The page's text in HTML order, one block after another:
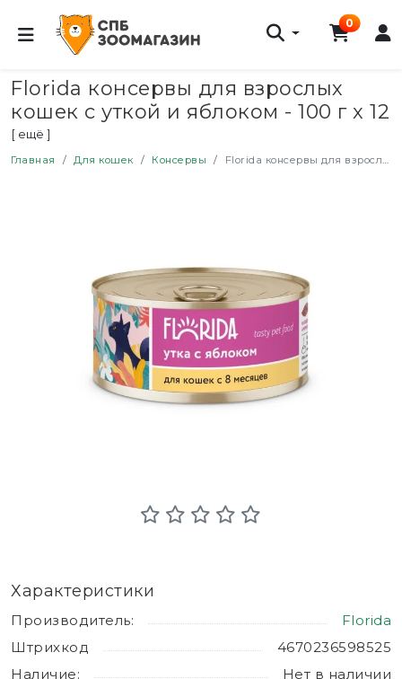
0
Florida консервы для взрослых
кошек с уткой и яблоком - 100 г x 12
шт
[ ещё ]
Главная Для кошек Консервы Florida консервы для взрослых кошек с уткой и яблоком - 100 г x 12 шт
Характеристики
Производитель:
Florida
Штрихкод
4670236598525
Наличие:
Нет в наличии